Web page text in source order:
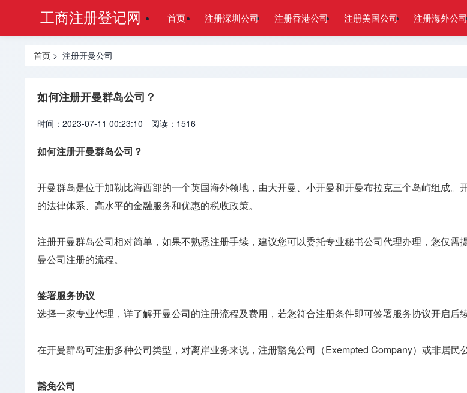
工商注册登记网 首页 注册深圳公司 注册香港公司 注册美国公司 注册海外公司
首页 > 注册开曼公司
如何注册开曼群岛公司？
时间：2023-07-11 00:23:10 阅读：1516
如何注册开曼群岛公司？
开曼群岛是位于加勒比海西部的一个英国海外领地，由大开曼、小开曼和开曼布拉克三个岛屿组成
的法律体系、高水平的金融服务和优惠的税收政策。
注册开曼群岛公司相对简单，如果不熟悉注册手续，建议您可以委托专业秘书公司代理办理，您仅
曼公司注册的流程。
签署服务协议
选择一家专业代理，详了解开曼公司的注册流程及费用，若您符合注册条件即可签署服务协议开启后续
在开曼群岛可注册多种公司类型，对离岸业务来说，注册豁免公司（Exempted Company）或非居民
豁免公司